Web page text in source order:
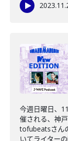
今週日曜日、
催される、神
tofubeatsさん
いてライター